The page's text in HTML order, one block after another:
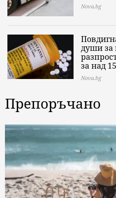
Nova.bg
души за
за над
Nova.bg
Препоръчано